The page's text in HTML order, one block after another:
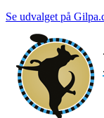
Se udvalget på